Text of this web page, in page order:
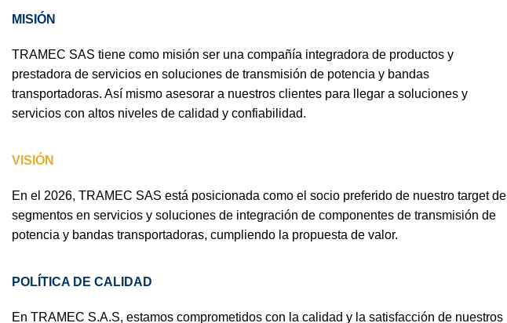
MISIÓN
TRAMEC SAS tiene como misión ser una compañía integradora de productos y
prestadora de servicios en soluciones de transmisión de potencia y bandas
transportadoras. Así mismo asesorar a nuestros clientes para llegar a soluciones y
servicios con altos niveles de calidad y confiabilidad.
VISIÓN
En el 2026, TRAMEC SAS está posicionada como el socio preferido de nuestro target de
segmentos en servicios y soluciones de integración de componentes de transmisión de
potencia y bandas transportadoras, cumpliendo la propuesta de valor.
POLÍTICA DE CALIDAD
En TRAMEC S.A.S, estamos comprometidos con la calidad y la satisfacción de nuestros